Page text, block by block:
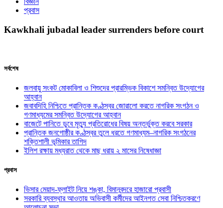
প্রবাস
Kawkhali jubadal leader surrenders before court
সর্বশেষ
জলবায়ু সংকট মোকাবিলা ও শিশুদের প্রারম্ভিক বিকাশে সমন্বিত উদ্যোগের
আহ্বান
জবাবদিহি নিশ্চিতে প্রান্তিক কণ্ঠস্বর জোরালো করতে নাগরিক সংগঠন ও
গণমাধ্যমের সমন্বিত উদ্যোগের আহ্বান
বাজেটে পানিতে ডুবে মৃত্যু প্রতিরোধের বিষয় অন্তর্ভুক্ত করবে সরকার
প্রান্তিক জনগোষ্ঠীর কণ্ঠস্বর তুলে ধরতে গণমাধ্যম–নাগরিক সংগঠনের
শক্তিশালী ভূমিকার তাগিদ
ইলিশ রক্ষায় মধ্যরাত থেকে মাছ ধরায় ২ মাসের নিষেধাজ্ঞা
প্রবাস
ভিসার মেয়াদ-ফ্লাইট নিয়ে শঙ্কা, বিমানবন্দরে হাজারো প্রবাসী
সরকারি ব্যবস্থার আওতায় অভিবাসী কর্মীদের আইনগত সেবা নিশ্চিতকরণে